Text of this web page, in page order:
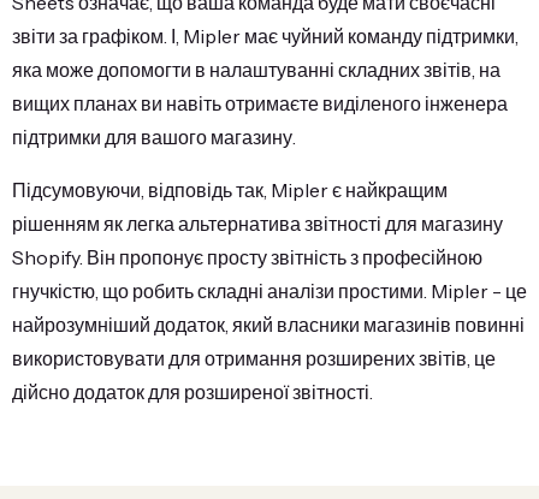
звіти за графіком. І, Mipler має чуйний команду підтримки,
яка може допомогти в налаштуванні складних звітів, на
вищих планах ви навіть отримаєте виділеного інженера
підтримки для вашого магазину.
Підсумовуючи, відповідь так, Mipler є найкращим
рішенням як легка альтернатива звітності для магазину
Shopify. Він пропонує просту звітність з професійною
гнучкістю, що робить складні аналізи простими. Mipler - це
найрозумніший додаток, який власники магазинів повинні
використовувати для отримання розширених звітів, це
дійсно додаток для розширеної звітності.